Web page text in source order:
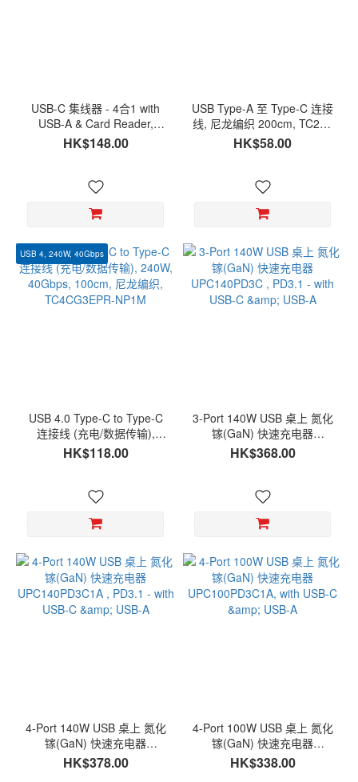
USB-C 集线器 - 4合1 with
USB-A & Card Reader,
TCH-42U3CR
HK$148.00
USB Type-A 至 Type-C 连接
线, 尼龙编织 200cm, TC2M-
NL200
HK$58.00
USB 4, 240W, 40Gbps
USB 4.0 Type-C to Type-C
连接线 (充电/数据传输),
240W, 40Gbps, 100cm, 尼
龙编织, TC4CG3EPR-NP1M
HK$118.00
3-Port 140W USB 桌上 氮化
镓(GaN) 快速充电器
UPC140PD3C , PD3.1 - with
USB-C & USB-A
HK$368.00
4-Port 140W USB 桌上 氮化
镓(GaN) 快速充电器
UPC140PD3C1A , PD3.1 -
with USB-C & USB-A
HK$378.00
4-Port 100W USB 桌上 氮化
镓(GaN) 快速充电器
UPC100PD3C1A, with USB-
C & USB-A
HK$338.00